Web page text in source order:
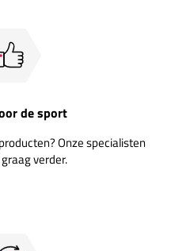
de sport
Onze specialisten
verder.